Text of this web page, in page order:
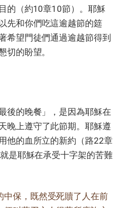
的（約10章10節）。耶穌
先和你們吃這逾越節的筵
希望門徒們通過逾越節得到
切的盼望。
後的晚餐」，是因為耶穌在
晚上遵守了此節期。耶穌遵
他的血所立的新約（路22章
是耶穌在承受十字架的苦難
中保，既然受死贖了人在前